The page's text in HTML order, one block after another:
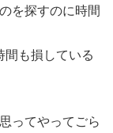
を探すのに時間
間も損している
ってやってごら